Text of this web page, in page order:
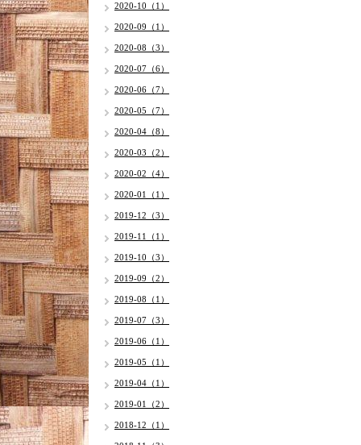
2020-10（1）
2020-09（1）
2020-08（3）
2020-07（6）
2020-06（7）
2020-05（7）
2020-04（8）
2020-03（2）
2020-02（4）
2020-01（1）
2019-12（3）
2019-11（1）
2019-10（3）
2019-09（2）
2019-08（1）
2019-07（3）
2019-06（1）
2019-05（1）
2019-04（1）
2019-01（2）
2018-12（1）